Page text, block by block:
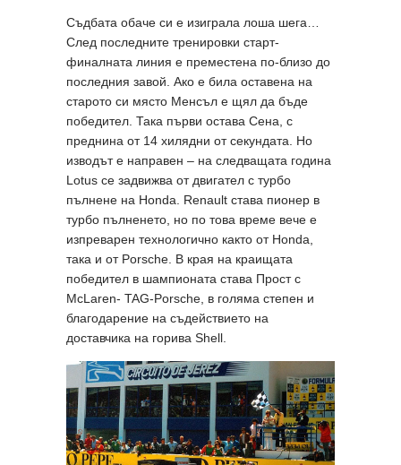
Съдбата обаче си е изиграла лоша шега…
След последните тренировки старт-
финалната линия е преместена по-близо до
последния завой. Ако е била оставена на
старото си място Менсъл е щял да бъде
победител. Така първи остава Сена, с
преднина от 14 хилядни от секундата. Но
изводът е направен – на следващата година
Lotus се задвижва от двигател с турбо
пълнене на Honda. Renault става пионер в
турбо пълненето, но по това време вече е
изпреварен технологично както от Honda,
така и от Porsche. В края на краищата
победител в шампионата става Прост с
McLaren- TAG-Porsche, в голяма степен и
благодарение на съдействието на
доставчика на горива Shell.